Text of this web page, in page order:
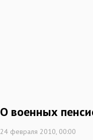
О военных
24 февраля 2010, 00:00